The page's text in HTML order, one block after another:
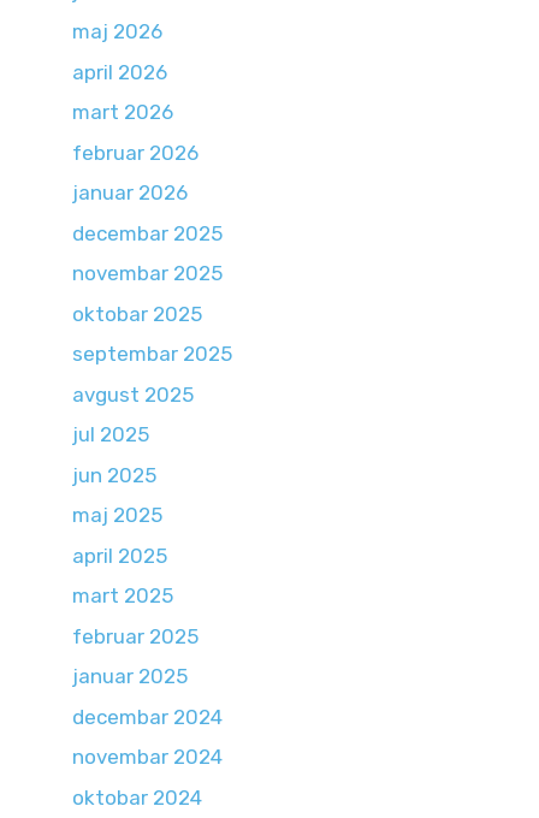
maj 2026
april 2026
mart 2026
februar 2026
januar 2026
decembar 2025
novembar 2025
oktobar 2025
septembar 2025
avgust 2025
jul 2025
jun 2025
maj 2025
april 2025
mart 2025
februar 2025
januar 2025
decembar 2024
novembar 2024
oktobar 2024